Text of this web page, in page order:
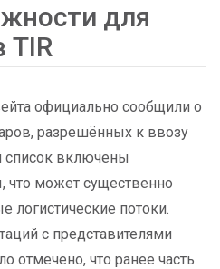
для
TIR
официально сообщили о
разрешённых к ввозу
список включены
что может существенно
логистические потоки.
с представителями
отмечено, что ранее часть